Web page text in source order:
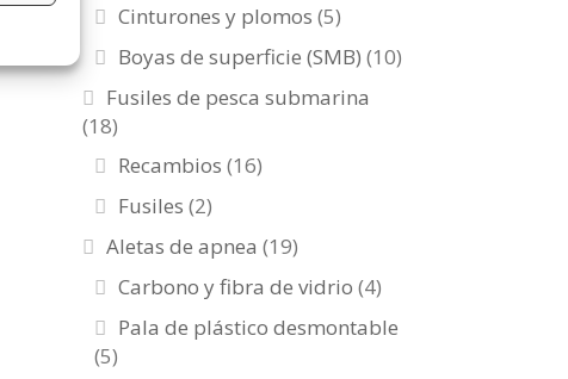
Cinturones y plomos (5)
Boyas de superficie (SMB) (10)
Fusiles de pesca submarina
(18)
Recambios (16)
Fusiles (2)
Aletas de apnea (19)
Carbono y fibra de vidrio (4)
Pala de plástico desmontable
(5)